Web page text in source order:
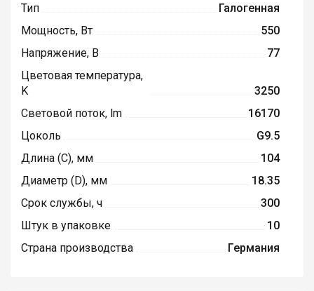
Тип
Галогенная
Мощность, Вт
550
Напряжение, В
77
Цветовая температура,
K
3250
Световой поток, lm
16170
Цоколь
G9.5
Длина (C), мм
104
Диаметр (D), мм
18.35
Срок службы, ч
300
Штук в упаковке
10
Страна производства
Германия